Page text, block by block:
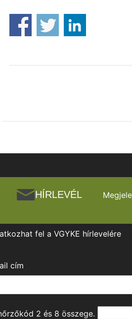
HÍRLEVÉL
fel a VGYKE hírlevelére
cím
2 és 8 összege.